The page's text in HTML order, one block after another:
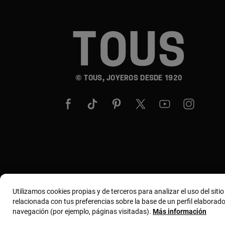
© TOUS, JOYEROS DESDE 1920
Utilizamos cookies propias y de terceros para analizar el uso del
relacionada con tus preferencias sobre la base de un perfil
navegación (por ejemplo, páginas visitadas). Más información